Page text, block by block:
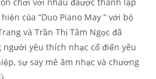
của “Duo Piano May ” với bộ
và Trần Thị Tâm Ngọc đã
yêu thích nhạc cổ điển yêu
sự say mê âm nhạc và chương